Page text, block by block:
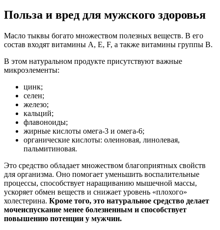
Польза и вред для мужского здоровья
Масло тыквы богато множеством полезных веществ. В его
состав входят витамины А, Е, F, а также витамины группы В.
В этом натуральном продукте присутствуют важные
микроэлементы:
цинк;
селен;
железо;
кальций;
флавоноиды;
жирные кислоты омега-3 и омега-6;
органические кислоты: олеиновая, линолевая,
пальмитиновая.
Это средство обладает множеством благоприятных свойств
для организма. Оно помогает уменьшить воспалительные
процессы, способствует наращиванию мышечной массы,
ускоряет обмен веществ и снижает уровень «плохого»
холестерина. Кроме того, это натуральное средство делает
мочеиспускание менее болезненным и способствует
повышению потенции у мужчин.